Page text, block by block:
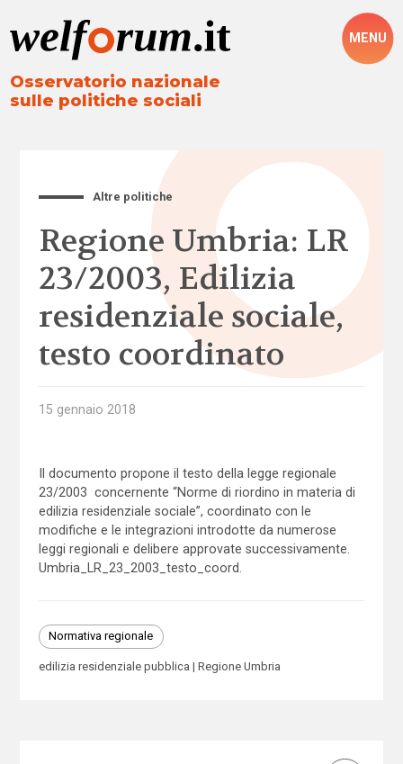
Osservatorio nazionale
sulle politiche sociali
MENU
Altre politiche
Regione Umbria: LR
23/2003, Edilizia
residenziale sociale,
testo coordinato
15 gennaio 2018
Il documento propone il testo della legge regionale
23/2003 concernente “Norme di riordino in materia di
edilizia residenziale sociale”, coordinato con le
modifiche e le integrazioni introdotte da numerose
leggi regionali e delibere approvate successivamente.
Umbria_LR_23_2003_testo_coord.
Normativa regionale
edilizia residenziale pubblica Regione Umbria